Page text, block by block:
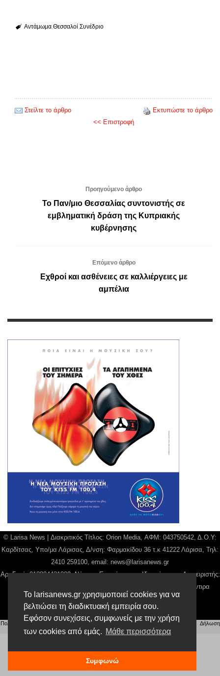
Το larisanews.gr χρησιμοποιεί cookies για να
βελτιώσει τη διαδικτυακή εμπειρία σου.
Εφόσον συνεχίσεις, συμφωνείς με την χρήση
των cookies από εμάς. Μάθε περισσότερα
Συμφωνώ
Αντάμωμα Θεσσαλοί Συνέδριο
Στείλτε το άρθρο
Εκτυπώστε το άρθρο
<< Επιστροφή
Προηγούμενο άρθρο
Το Παν/μιο Θεσσαλίας συντονιστής σε
εμβληματική δράση της Κυπριακής
κυβέρνησης
Επόμενο άρθρο
Εχθροί και ασθένειες σε καλλιέργειες με
αμπέλια
© Larisa News | Διακριτικός Τίτλος: Orion Media, ΑΦΜ: 043750542, Δ.Ο.Υ:
Καρδίτσας, Υπο/μα Λάρισας, Δ/νση: Φαρμακίδου 36 τ.κ 41222 Λάρισα, Τηλ:
2410 259100, email: news@larisanews.gr
Αρ. Γεμή: 018804431000, Νόμιμος Εκπρόσωπος, Ιδιοκτήτης και Διαχειριστής:
Παναγιώτης Φιλίππου, Διευθύντρια: Γιαννουσά Βασιλική, Διευθύντιρα
Σύνταξης: Μπαλαμπάνη Βασιλική.
Δικαιούχος domain name Παναγιώτης Φιλίππου
Πολιτική Απορρήτου Αίτηση Διαχείρισης Προσωπικών Δεδομένων |Όροι χρήσης
Δήλωση
Συμμόρφωσης